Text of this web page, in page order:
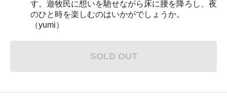
す。遊牧民に想いを馳せながら床に腰を降ろし、夜
のひと時を楽しむのはいかがでしょうか。
（yumi）
SOLD OUT